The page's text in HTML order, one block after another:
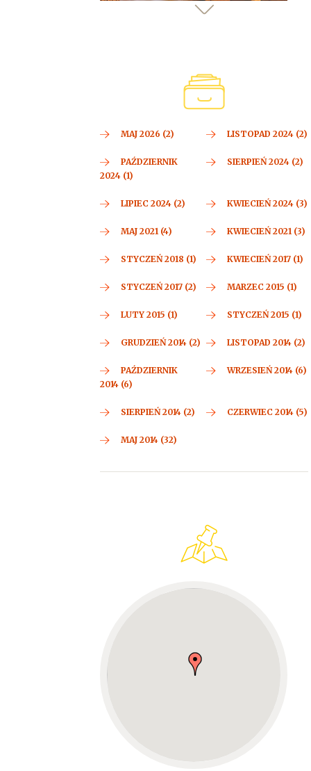
MAJ 2026 (2) LISTOPAD 2024 (2)
PAŹDZIERNIK
2024 (1)
SIERPIEŃ 2024 (2)
LIPIEC 2024 (2) KWIECIEŃ 2024 (3)
MAJ 2021 (4) KWIECIEŃ 2021 (3)
STYCZEŃ 2018 (1) KWIECIEŃ 2017 (1)
STYCZEŃ 2017 (2) MARZEC 2015 (1)
LUTY 2015 (1) STYCZEŃ 2015 (1)
GRUDZIEŃ 2014 (2) LISTOPAD 2014 (2)
PAŹDZIERNIK
2014 (6)
WRZESIEŃ 2014 (6)
SIERPIEŃ 2014 (2) CZERWIEC 2014 (5)
MAJ 2014 (32)